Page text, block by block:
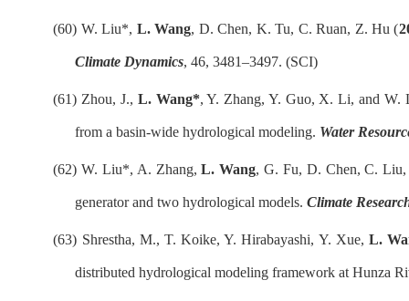
(60) W. Liu*, L. Wang, D. Chen, K. Tu, C. Ruan, Z. Hu (
Climate Dynamics, 46, 3481–3497. (SCI)
(61) Zhou, J., L. Wang*, Y. Zhang, Y. Guo, X. Li, and W.
from a basin-wide hydrological modeling. Water
(62) W. Liu*, A. Zhang,L. Wang, G. Fu, D. Chen, C.
generator and two hydrological models.Climate
(63) Shrestha, M., T. Koike, Y. Hirabayashi, Y. Xue, L.
distributed hydrological modeling framework at Hunza